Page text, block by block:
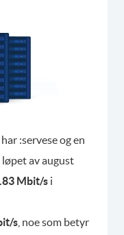
har :servese og en
løpet av august
Mbit/s i
s , noe som betyr